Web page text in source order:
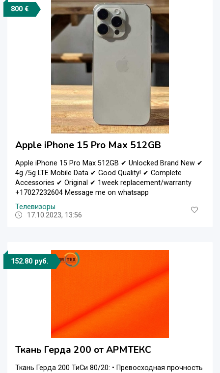
800 €
Apple iPhone 15 Pro Max 512GB
Apple iPhone 15 Pro Max 512GB ✔ Unlocked Brand New ✔
4g /5g LTE Mobile Data ✔ Good Quality! ✔ Complete
Accessories ✔ Original ✔ 1week replacement/warranty
+17027232604 Message me on whatsapp
Телевизоры
17.10.2023, 13:56
152.80 руб.
Ткань Герда 200 от АРМТЕКС
Ткань Герда 200 ТиСи 80/20: • Превосходная прочность